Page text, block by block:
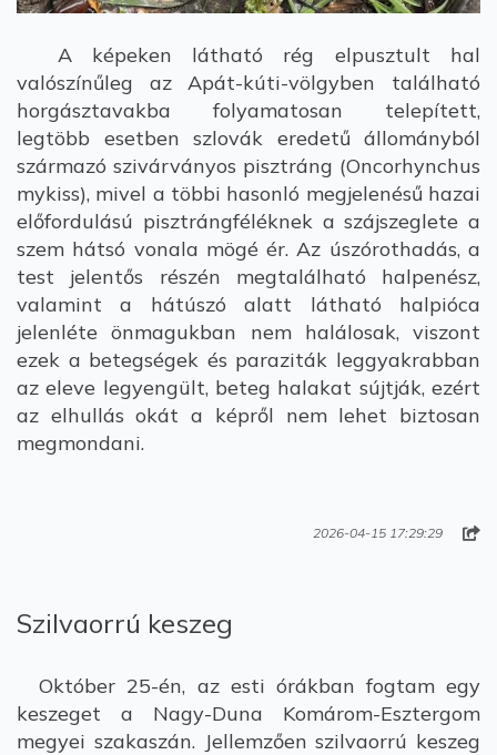
A képeken látható rég elpusztult hal
valószínűleg az Apát-kúti-völgyben található
horgásztavakba folyamatosan telepített,
legtöbb esetben szlovák eredetű állományból
származó szivárványos pisztráng (Oncorhynchus
mykiss), mivel a többi hasonló megjelenésű hazai
előfordulású pisztrángféléknek a szájszeglete a
szem hátsó vonala mögé ér. Az úszórothadás, a
test jelentős részén megtalálható halpenész,
valamint a hátúszó alatt látható halpióca
jelenléte önmagukban nem halálosak, viszont
ezek a betegségek és paraziták leggyakrabban
az eleve legyengült, beteg halakat sújtják, ezért
az elhullás okát a képről nem lehet biztosan
megmondani.
2026-04-15 17:29:29
Szilvaorrú keszeg
Október 25-én, az esti órákban fogtam egy
keszeget a Nagy-Duna Komárom-Esztergom
megyei szakaszán. Jellemzően szilvaorrú keszeg